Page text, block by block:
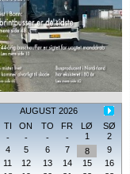
AUGUST 2026
TI ON TO FR LØ
SØ
- - - - 1
2
4 5 6 7 8
9
11 12 13 14 15
16